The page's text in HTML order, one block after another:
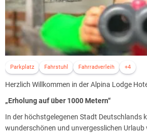
Parkplatz Fahrstuhl Fahrradverleih +4
Herzlich Willkommen in der Alpina Lodge
„Erholung auf über 1000 Metern“
In der höchstgelegenen Stadt Deutschlands
wunderschönen und unvergesslichen Urlaub